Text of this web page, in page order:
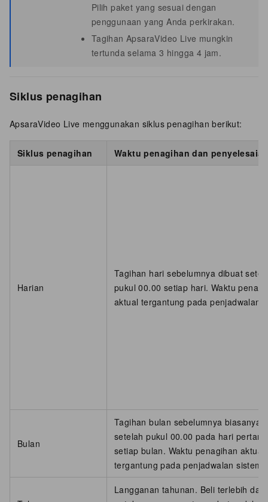
Pilih paket yang sesuai dengan
penggunaan yang Anda perkirakan.
Tagihan ApsaraVideo Live mungkin
tertunda selama 3 hingga 4 jam.
Siklus penagihan
ApsaraVideo Live menggunakan siklus penagihan berikut:
Siklus penagihan Waktu penagihan dan penyelesaian
Harian
Tagihan hari sebelumnya dibuat
pukul 00.00 setiap hari. Waktu
aktual tergantung pada penjadwalan
Bulan
Tagihan bulan sebelumnya biasanya
setelah pukul 00.00 pada hari
setiap bulan. Waktu penagihan aktual
tergantung pada penjadwalan sistem.
Langganan tahunan. Beli terlebih